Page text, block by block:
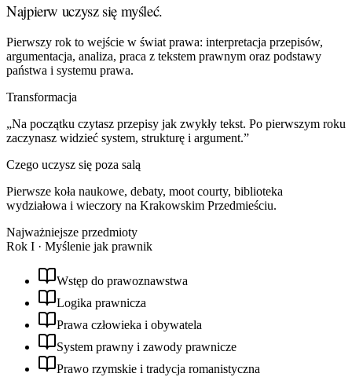
Najpierw uczysz się myśleć.
Pierwszy rok to wejście w świat prawa: interpretacja przepisów,
argumentacja, analiza, praca z tekstem prawnym oraz podstawy
państwa i systemu prawa.
Transformacja
„Na początku czytasz przepisy jak zwykły tekst. Po pierwszym roku
zaczynasz widzieć system, strukturę i argument.”
Czego uczysz się poza salą
Pierwsze koła naukowe, debaty, moot courty, biblioteka
wydziałowa i wieczory na Krakowskim Przedmieściu.
Najważniejsze przedmioty
Rok I · Myślenie jak prawnik
Wstęp do prawoznawstwa
Logika prawnicza
Prawa człowieka i obywatela
System prawny i zawody prawnicze
Prawo rzymskie i tradycja romanistyczna